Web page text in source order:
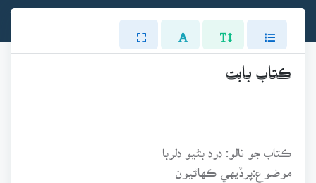
ڪتاب بابت
ڪتاب جو نالو: درد بڻيو دلربا
موضوع:پرڏيهي ڪهاڻيون